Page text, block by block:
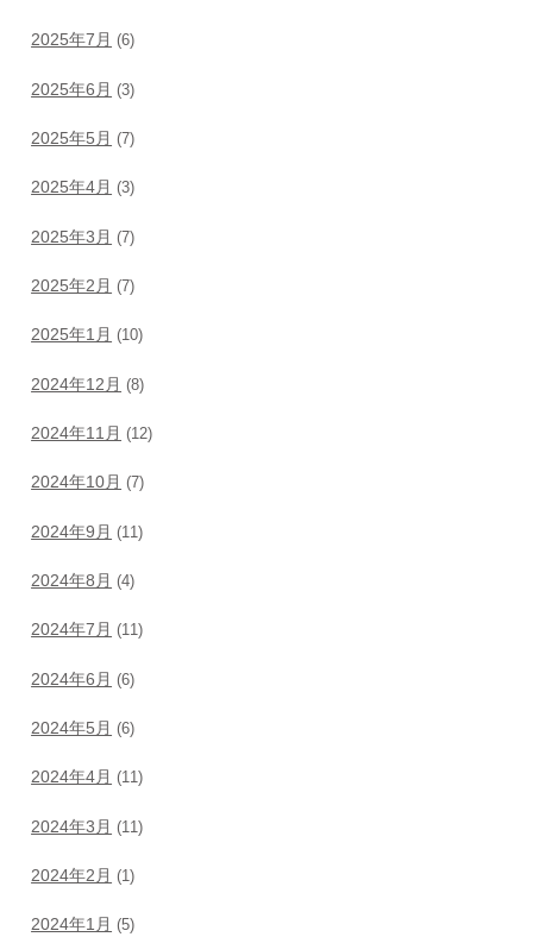
2025年7月 (6)
2025年6月 (3)
2025年5月 (7)
2025年4月 (3)
2025年3月 (7)
2025年2月 (7)
2025年1月 (10)
2024年12月 (8)
2024年11月 (12)
2024年10月 (7)
2024年9月 (11)
2024年8月 (4)
2024年7月 (11)
2024年6月 (6)
2024年5月 (6)
2024年4月 (11)
2024年3月 (11)
2024年2月 (1)
2024年1月 (5)